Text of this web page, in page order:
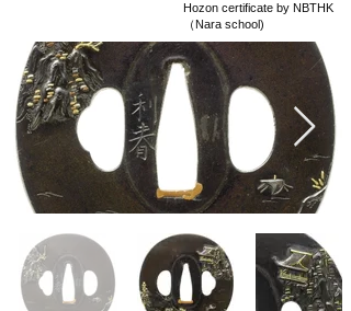
Hozon certificate by NBTHK
（Nara school)